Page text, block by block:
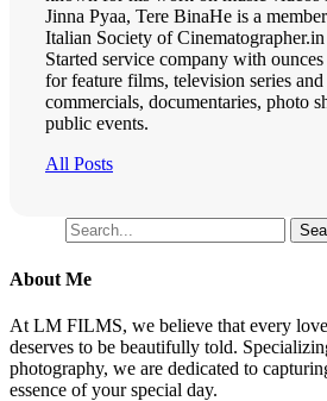
Jinna Pyaa, Tere BinaHe is a
Italian Society of
Started service company with
for feature films, television series
commercials, documentaries, photo
public events.
All Posts
About Me
At LM FILMS, we believe that every
deserves to be beautifully told.
photography, we are dedicated to
essence of your special day.